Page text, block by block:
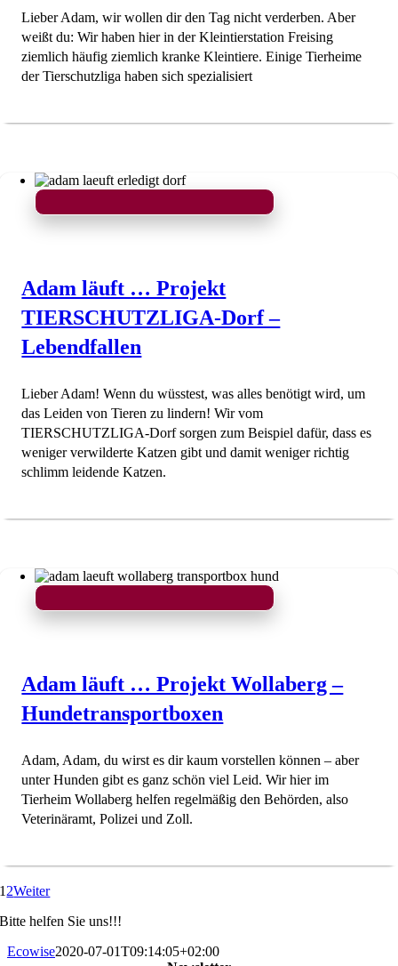
Lieber Adam, wir wollen dir den Tag nicht verderben. Aber
weißt du: Wir haben hier in der Kleintierstation Freising
ziemlich häufig ziemlich kranke Kleintiere. Einige Tierheime
der Tierschutzliga haben sich spezialisiert
Adam läuft … Projekt
TIERSCHUTZLIGA-Dorf –
Lebendfallen
Lieber Adam! Wenn du wüsstest, was alles benötigt wird, um
das Leiden von Tieren zu lindern! Wir vom
TIERSCHUTZLIGA-Dorf sorgen zum Beispiel dafür, dass es
weniger verwilderte Katzen gibt und damit weniger richtig
schlimm leidende Katzen.
Adam läuft … Projekt Wollaberg –
Hundetransportboxen
Adam, Adam, du wirst es dir kaum vorstellen können – aber
unter Hunden gibt es ganz schön viel Leid. Wir hier im
Tierheim Wollaberg helfen regelmäßig den Behörden, also
Veterinäramt, Polizei und Zoll.
1 2Weiter
Bitte helfen Sie uns!!!
Ecowise2020-07-01T09:14:05+02:00